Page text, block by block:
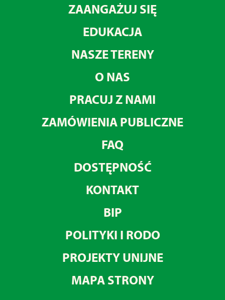
ZAANGAŻUJ SIĘ
EDUKACJA
NASZE TERENY
O NAS
PRACUJ Z NAMI
ZAMÓWIENIA PUBLICZNE
FAQ
DOSTĘPNOŚĆ
KONTAKT
BIP
POLITYKI I RODO
PROJEKTY UNIJNE
MAPA STRONY